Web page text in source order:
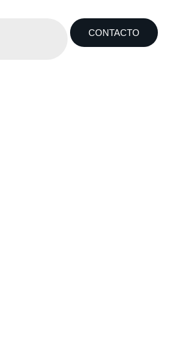
CONTACTO